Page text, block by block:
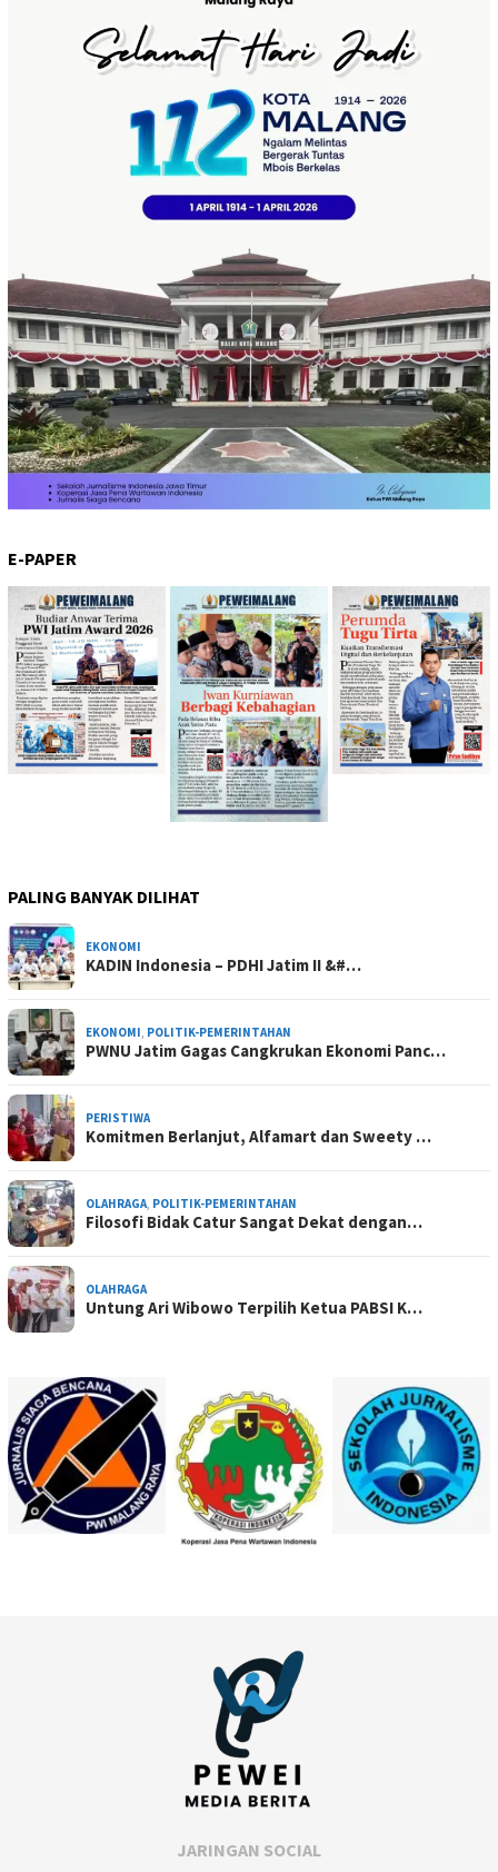
E-PAPER
PALING BANYAK DILIHAT
EKONOMI
KADIN Indonesia – PDHI Jatim II &#…
EKONOMI, POLITIK-PEMERINTAHAN
PWNU Jatim Gagas Cangkrukan Ekonomi Panc…
PERISTIWA
Komitmen Berlanjut, Alfamart dan Sweety …
OLAHRAGA, POLITIK-PEMERINTAHAN
Filosofi Bidak Catur Sangat Dekat dengan…
OLAHRAGA
Untung Ari Wibowo Terpilih Ketua PABSI K…
JARINGAN SOCIAL